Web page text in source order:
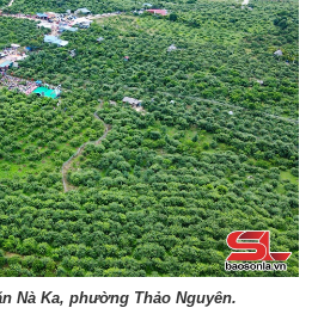
Nà Ka, phường Thảo Nguyên.